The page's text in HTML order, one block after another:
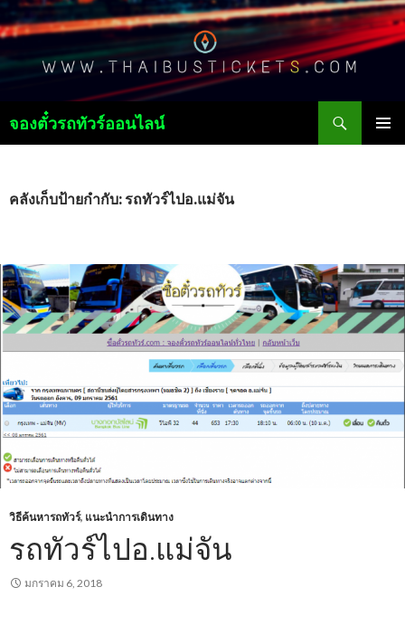
จองตั๋วรถทัวร์ออนไลน์
เนื้อหา
คลังเก็บป้ายกำกับ: รถทัวร์ไปอ.แม่จัน
วิธีค้นหารถทัวร์, แนะนำการเดินทาง
รถทัวร์ไปอ.แม่จัน
มกราคม 6, 2018